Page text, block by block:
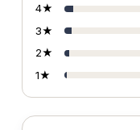
4★
3★
2★
1★